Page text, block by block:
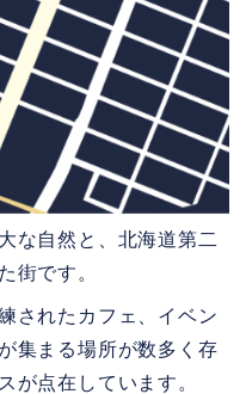
な自然と、北海道第二
街です。
されたカフェ、イベン
集まる場所が数多く存
が点在しています。